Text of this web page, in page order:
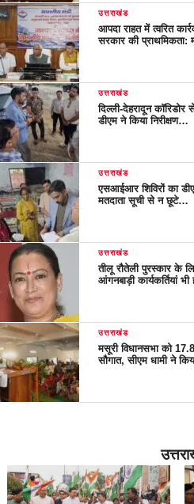
उत्तराखंड
आपदा राहत में त्वरित
सरकार की प्राथमिकता:
उत्तराखंड
दिल्ली-देहरादून
डीएम ने किया निरीक्षण…
उत्तराखंड
एसआईआर शिविरों का
मतदाता सूची से न छूटे…
उत्तराखंड
तीलू रौतेली पुरस्कार के
आंगनबाड़ी कार्यकर्तियां
उत्तराखंड
मसूरी विधानसभा को
सौगात, सीएम धामी ने